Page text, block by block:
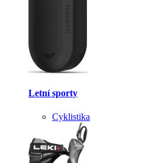
Letní sporty
Cyklistika